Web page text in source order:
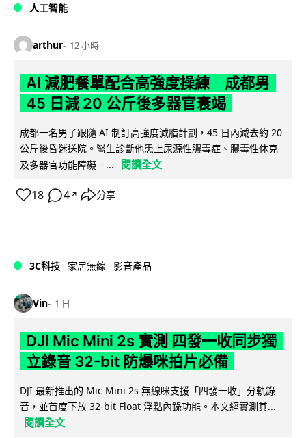
人工智能
arthur 12 小時
AI 減肥餐單配合高強度操練 成都男
45 日減 20 公斤後多器官衰竭
成都一名男子跟隨 AI 制訂高強度減脂計劃，45 日內減去約 20
公斤後昏迷送院。醫生診斷他患上尿源性膿毒症、膿毒性休克
及多器官功能障礙。...
閱讀全文
18 4 ↗ 分享
3C科技 家居無線 影音產品
Vin 1 日
DJI Mic Mini 2s 實測 四發一收同步獨
立錄音 32-bit 防爆咪拍片必備
DJI 最新推出的 Mic Mini 2s 無線咪支援「四發一收」分軌錄
音，並首度下放 32-bit Float 浮點內錄功能。本文經實測其...
閱讀全文